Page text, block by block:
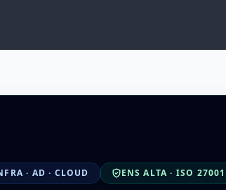
· AD · CLOUD ENS ALTA · ISO 27001